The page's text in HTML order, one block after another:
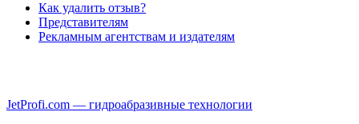
Как удалить отзыв?
Представителям
Рекламным агентствам и издателям
JetProfi.com — гидроабразивные технологии